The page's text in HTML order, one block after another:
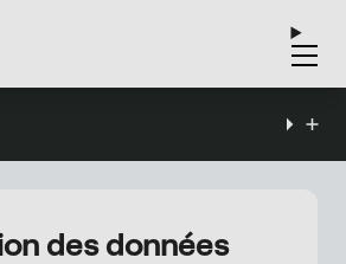
des données